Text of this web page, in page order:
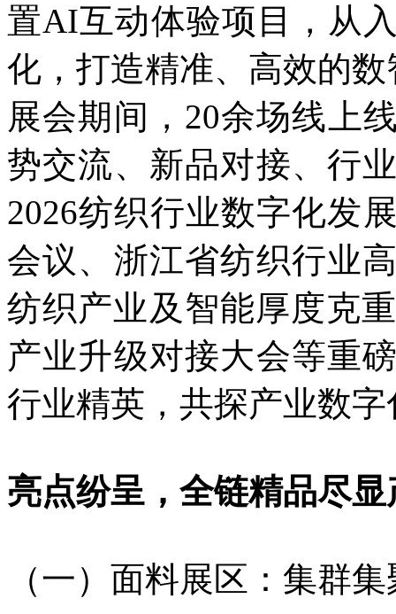
置AI互动体验项目，从
化，打造精准、高效的
展会期间，20余场线上
势交流、新品对接、行
2026纺织行业数字化发
会议、浙江省纺织行业
纺织产业及智能厚度克
产业升级对接大会等重
行业精英，共探产业数
亮点纷呈，全链精品尽
（一）面料展区：集群